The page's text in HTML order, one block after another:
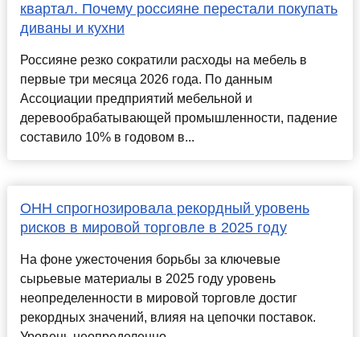
квартал. Почему россияне перестали покупать
диваны и кухни
Россияне резко сократили расходы на мебель в
первые три месяца 2026 года. По данным
Ассоциации предприятий мебельной и
деревообрабатывающей промышленности, падение
составило 10% в годовом в...
ОНН спрогнозировала рекордный уровень
рисков в мировой торговле в 2025 году
На фоне ужесточения борьбы за ключевые
сырьевые материалы в 2025 году уровень
неопределенности в мировой торговле достиг
рекордных значений, влияя на цепочки поставок.